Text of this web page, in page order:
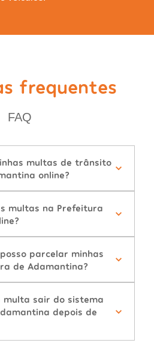
frequentes
FAQ
multas de trânsito
online?
multas na Prefeitura
parcelar minhas
de Adamantina?
sair do sistema
depois de